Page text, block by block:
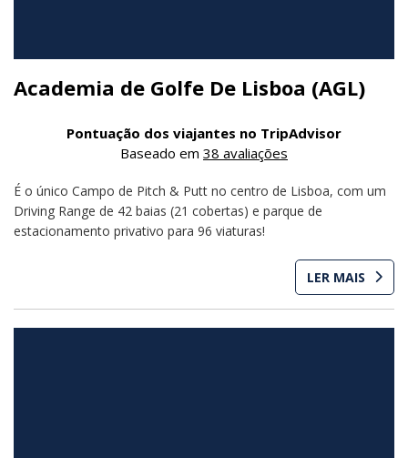
Academia de Golfe De Lisboa (AGL)
Pontuação dos viajantes no TripAdvisor
Baseado em 38 avaliações
É o único Campo de Pitch & Putt no centro de Lisboa, com um
Driving Range de 42 baias (21 cobertas) e parque de
estacionamento privativo para 96 viaturas!
LER MAIS